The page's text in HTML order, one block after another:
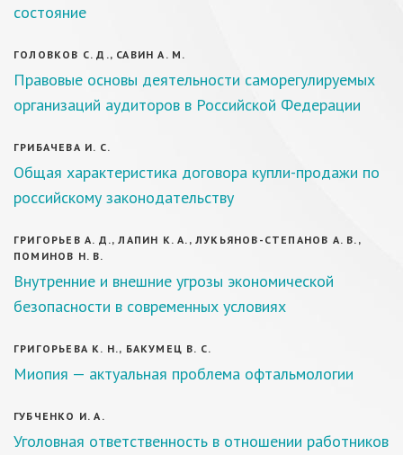
состояние
ГОЛОВКОВ С. Д., САВИН А. М.
Правовые основы деятельности саморегулируемых
организаций аудиторов в Российской Федерации
ГРИБАЧЕВА И. С.
Общая характеристика договора купли-продажи по
российскому законодательству
ГРИГОРЬЕВ А. Д., ЛАПИН К. А., ЛУКЬЯНОВ-СТЕПАНОВ А. В.,
ПОМИНОВ Н. В.
Внутренние и внешние угрозы экономической
безопасности в современных условиях
ГРИГОРЬЕВА К. Н., БАКУМЕЦ В. С.
Миопия — актуальная проблема офтальмологии
ГУБЧЕНКО И. А.
Уголовная ответственность в отношении работников